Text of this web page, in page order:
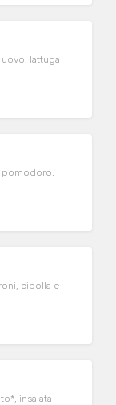
lattuga
pomodoro,
cipolla e
insalata